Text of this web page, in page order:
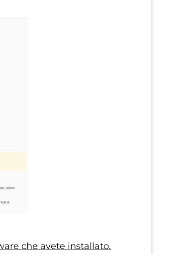
che avete installato.